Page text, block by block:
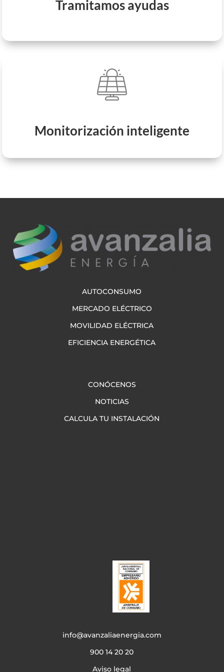
Tramitamos ayudas
hogar.
Monitorización inteligente
AUTOCONSUMO
MERCADO ELÉCTRICO
MOVILIDAD ELÉCTRICA
EFICIENCIA ENERGÉTICA
CONÓCENOS
NOTICIAS
CALCULA TU INSTALACIÓN
info@avanzaliaenergia.com
900 14 20 20
Aviso legal